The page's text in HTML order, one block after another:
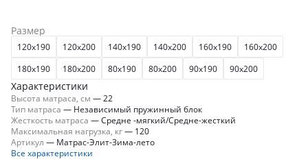
Размер
120x190 120x200 140x190 140x200 160x190
160x200
180x190
180x200 80x190 80x200 90x190 90x200
Характеристики
Высота матраса, см — 22
Тип матраса — Независимый пружинный блок
Жесткость матраса —Средне -мягкий/Средне-жесткий
Максимальная нагрузка, кг— 120
Артикул — Матрас-Элит-Зима-лето
Все характеристики